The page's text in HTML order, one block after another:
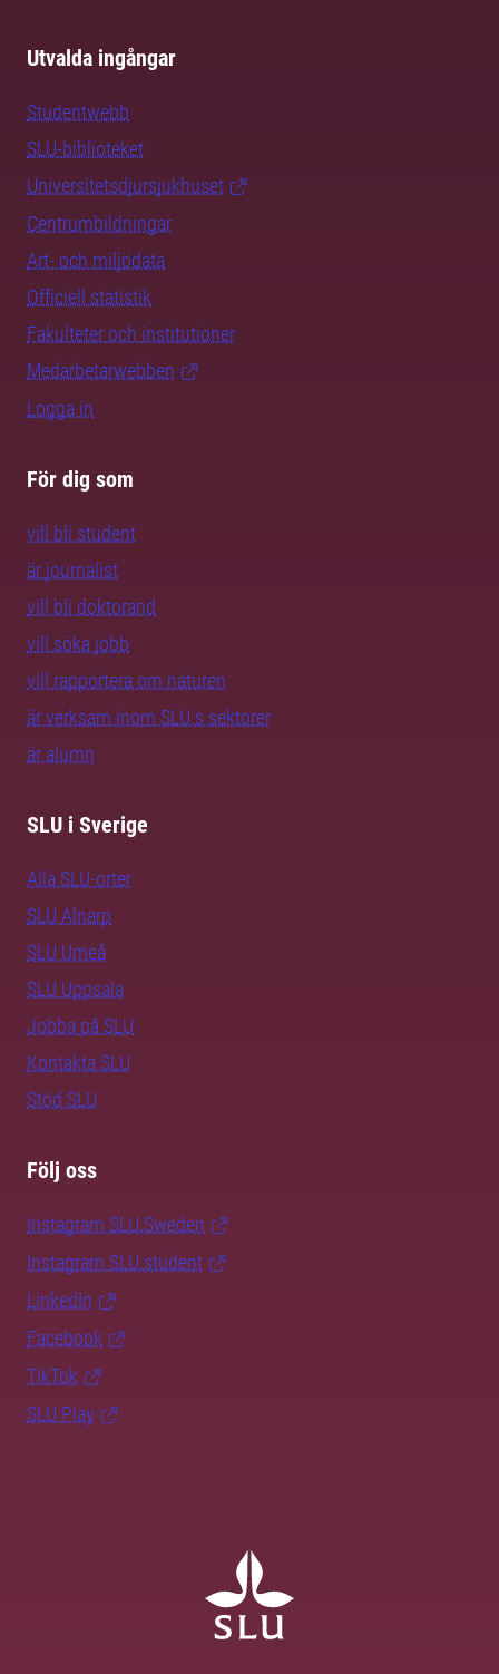
Utvalda ingångar
Studentwebb
SLU-biblioteket
Universitetsdjursjukhuset
Centrumbildningar
Art- och miljödata
Officiell statistik
Fakulteter och institutioner
Medarbetarwebben
Logga in
För dig som
vill bli student
är journalist
vill bli doktorand
vill söka jobb
vill rapportera om naturen
är verksam inom SLU:s sektorer
är alumn
SLU i Sverige
Alla SLU-orter
SLU Alnarp
SLU Umeå
SLU Uppsala
Jobba på SLU
Kontakta SLU
Stöd SLU
Följ oss
Instagram SLU.Sweden
Instagram SLU.student
LinkedIn
Facebook
TikTok
SLU Play